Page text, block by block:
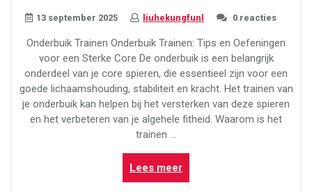
Core”
13 september 2025 liuhekungfunl 0 reacties
Onderbuik Trainen Onderbuik Trainen: Tips en Oefeningen
voor een Sterke Core De onderbuik is een belangrijk
onderdeel van je core spieren, die essentieel zijn voor een
goede lichaamshouding, stabiliteit en kracht. Het trainen van
je onderbuik kan helpen bij het versterken van deze spieren
en het verbeteren van je algehele fitheid. Waarom is het
trainen …
Lees meer“Effectief
de